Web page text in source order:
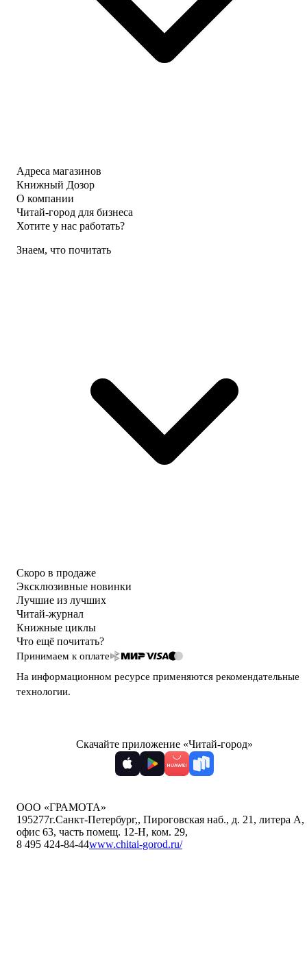
Адреса магазинов
Книжный Дозор
О компании
Читай-город для бизнеса
Хотите у нас работать?
Знаем, что почитать
Скоро в продаже
Эксклюзивные новинки
Лучшие из лучших
Читай-журнал
Книжные циклы
Что ещё почитать?
Принимаем к оплате
На информационном ресурсе применяются рекомендательные
технологии.
Скачайте приложение «Читай-город»
ООО «ГРАМОТА»
195277г.Санкт-Петербург,, Пироговская наб., д. 21, литера А,
офис 63, часть помещ. 12-Н, ком. 29,
8 495 424-84-44www.chitai-gorod.ru/